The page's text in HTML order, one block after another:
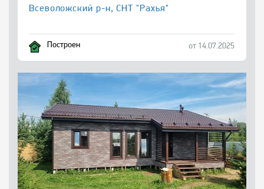
Всеволожский р-н, СНТ "Рахья"
Построен от 14.07.2025